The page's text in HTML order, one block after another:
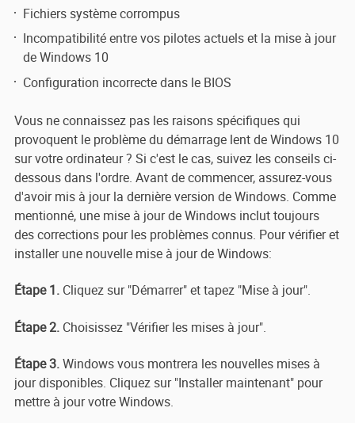
Fichiers système corrompus
Incompatibilité entre vos pilotes actuels et la mise à jour
de Windows 10
Configuration incorrecte dans le BIOS
Vous ne connaissez pas les raisons spécifiques qui
provoquent le problème du démarrage lent de Windows 10
sur votre ordinateur ? Si c'est le cas, suivez les conseils ci-
dessous dans l'ordre. Avant de commencer, assurez-vous
d'avoir mis à jour la dernière version de Windows. Comme
mentionné, une mise à jour de Windows inclut toujours
des corrections pour les problèmes connus. Pour vérifier et
installer une nouvelle mise à jour de Windows:
Étape 1. Cliquez sur "Démarrer" et tapez "Mise à jour".
Étape 2. Choisissez "Vérifier les mises à jour".
Étape 3.Windows vous montrera les nouvelles mises à
jour disponibles. Cliquez sur "Installer maintenant" pour
mettre à jour votre Windows.